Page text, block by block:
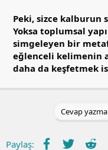
Peki, sizce kalburun
Yoksa toplumsal
simgeleyen bir
eğlenceli kelimenin
daha da keşfetmek
Cevap
Paylaş: Facebook
Twitter